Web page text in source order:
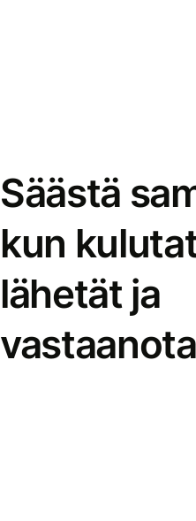
Säästä
kun
lähetät ja